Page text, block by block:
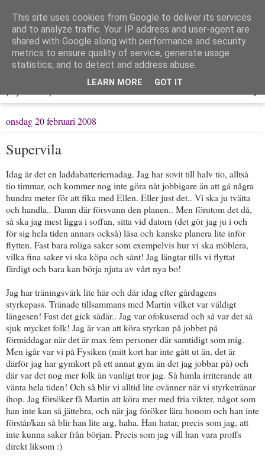
Löpning & Livet
Mitt liv, mina tankar & min träning
▼
onsdag 20 februari 2008
Supervila
Idag är det en laddabatteriernadag. Jag har sovit till halv tio, alltså
tio timmar, och kommer nog inte göra nåt jobbigare än att gå några
hundra meter för att fika med Ellen. Eller just det.. Vi ska ju tvätta
och handla.. Damn där försvann den planen.. Men förutom det då,
så ska jag mest ligga i soffan, sitta vid datorn (det gör jag ju i och
för sig hela tiden annars också) läsa och kanske planera lite inför
flytten. Fast bara roliga saker som exempelvis hur vi ska möblera,
vilka fina saker vi ska köpa och sånt! Jag längtar tills vi flyttat
färdigt och bara kan börja njuta av vårt nya bo!
Jag har träningsvärk lite här och där idag efter gårdagens
styrkepass. Tränade tillsammans med Martin vilket var väldigt
längesen! Fast det gick sådär.. Jag var ofokuserad och så var det så
sjuk mycket folk! Jag är van att köra styrkan på jobbet på
förmiddagar när det är max fem personer där samtidigt som mig.
Men igår var vi på Fysiken (mitt kort har inte gått ut än, det är
därför jag har gymkort på ett annat gym än det jag jobbar på) och
där var det nog mer folk än vanligt tror jag. Så himla irriterande att
vänta hela tiden! Och så blir vi alltid lite ovänner när vi styrketränar
ihop. Jag försöker få Martin att köra mer med fria vikter, något som
han inte kan så jättebra, och när jag föröker lära honom och han inte
förstår/kan så blir han lite arg, haha. Han hatar, precis som jag, att
inte kunna saker från början. Precis som jag vill han vara proffs
direkt liksom :)
This site uses cookies from Google to deliver its services
and to analyze traffic. Your IP address and user-agent are
shared with Google along with performance and security
metrics to ensure quality of service, generate usage
statistics, and to detect and address abuse.
LEARN MORE GOT IT